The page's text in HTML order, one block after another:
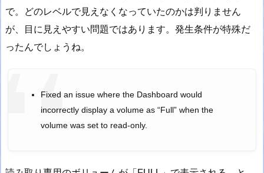
で。どのレベルで見えなくなっていたのかは判りません
が、目に見えやすい問題ではあります。発生条件が特殊だ
ったんでしょうね。
Fixed an issue where the Dashboard would
incorrectly display a volume as “Full” when the
volume was set to read-only.